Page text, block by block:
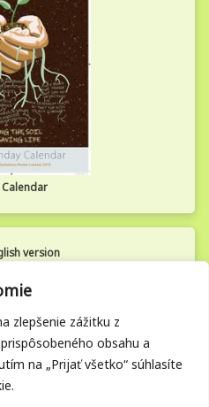
zlepšenie zážitku z
obsahu a
na „Prijať všetko“ súhlasíte
Calendar
version
zóna